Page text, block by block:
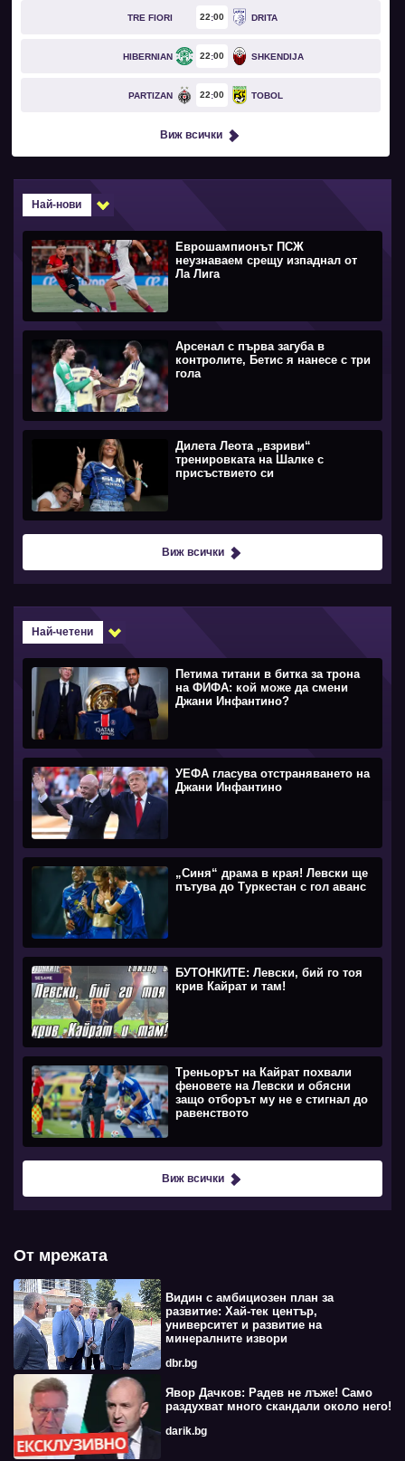
TRE FIORI 22 00 DRITA
HIBERNIAN 22 00 SHKENDIJA
PARTIZAN 22 00 TOBOL
Виж всички
Най-нови
Еврошампионът ПСЖ
неузнаваем срещу изпаднал от
Ла Лига
Арсенал с първа загуба в
контролите, Бетис я нанесе с три
гола
Дилета Леота „взриви“
тренировката на Шалке с
присъствието си
Виж всички
Най-четени
Петима титани в битка за трона
на ФИФА: кой може да смени
Джани Инфантино?
УЕФА гласува отстраняването на
Джани Инфантино
„Синя“ драма в края! Левски ще
пътува до Туркестан с гол аванс
БУТОНКИТЕ: Левски, бий го тоя
крив Кайрат и там!
Треньорът на Кайрат похвали
феновете на Левски и обясни
защо отборът му не е стигнал до
равенството
Виж всички
От мрежата
Видин с амбициозен план за
развитие: Хай-тек център,
университет и развитие на
минералните извори
dbr.bg
Явор Дачков: Радев не лъже! Само
раздухват много скандали около него!
darik.bg